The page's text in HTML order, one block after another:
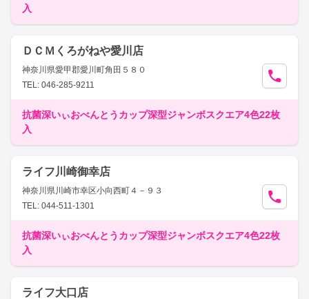
入
ＤＣＭくろがねや愛川店
神奈川県愛甲郡愛川町角田５８０
TEL: 046-285-9211
抗菌深いぃおべんとうカップ深型ジャンボスクエア4色22枚
入
ライフ川崎御幸店
神奈川県川崎市幸区小向西町４－９３
TEL: 044-511-1301
抗菌深いぃおべんとうカップ深型ジャンボスクエア4色22枚
入
ライフ大口店